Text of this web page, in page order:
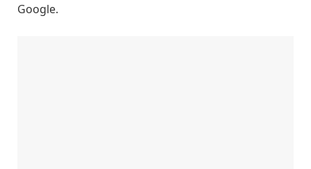
Google.